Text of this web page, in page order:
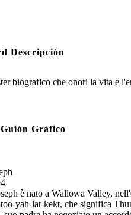
Descripción
biografico che onori la vita e
Gráfico
è nato a Wallowa Valley,
yah-lat-kekt, che significa